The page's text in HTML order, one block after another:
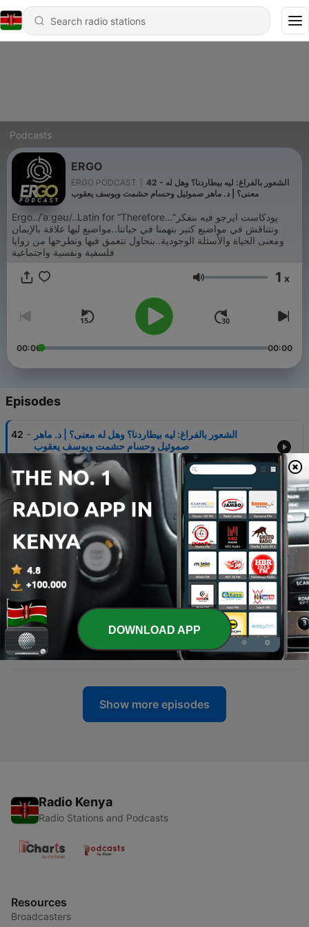
Podcasts
ERGO
ERGO PODCAST
42 - الشعور بالفراغ: ليه بيطاردنا؟ وهل له
معنى؟ | د. ماهر صموئيل وحسام حشمت ويوسف يعقوب
Ergo../ˈəːɡəʊ/..Latin for “Therefore…”پودكاست ايرجو فيه بنفكر
ونتناقش في مواضيع كتير بتهمنا في حياتنا..مواضيع ليها علاقة بالإيمان
ومعنى الحياة والأسئلة الوجودية..بنحاول نتعمق فيها ونطرحها من زوايا
فلسفية ونفسية واجتماعية
Volume 1 x
00:00 00:00
Episodes
42 - الشعور بالفراغ: ليه بيطاردنا؟ وهل له معنى؟ | د. ماهر
صموئيل وحسام حشمت ويوسف يعقوب
06 Aug 2026
41 - ليه كرة القدم مهمة للناس أوي كده؟ | رامز يوسف وأندرو
أشرف
30 Jul 2026
40
الجانب الإنساني من الطب | د. كريم زكي ووسيم صبري
ويوسف يعقوب
23 Jul 2026
مين هو الإنسان الحكيم؟ | حسام حشمت ووسيم صبري
16 Jul 2026
38 - التربية | د. ماهر صموئيل ويوسف يعقوب - Parenting
02 Jul 2026
Show more episodes
Radio Kenya
Radio Stations and Podcasts
Resources
Broadcasters
DOWNLOAD APP